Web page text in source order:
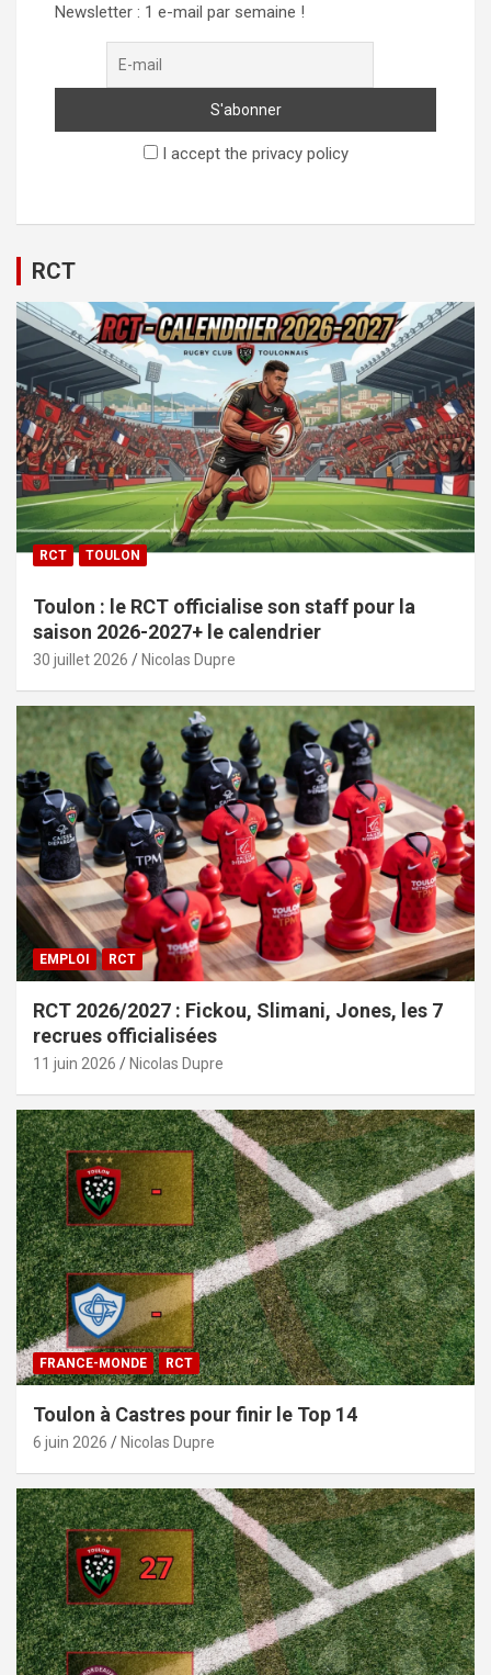
Newsletter : 1 e-mail par semaine !
I accept the privacy policy
RCT
RCT TOULON
Toulon : le RCT officialise son staff pour la
saison 2026-2027+ le calendrier
30 juillet 2026 Nicolas Dupre
EMPLOI RCT
RCT 2026/2027 : Fickou, Slimani, Jones, les 7
recrues officialisées
11 juin 2026 Nicolas Dupre
FRANCE-MONDE RCT
Toulon à Castres pour finir le Top 14
6 juin 2026 Nicolas Dupre